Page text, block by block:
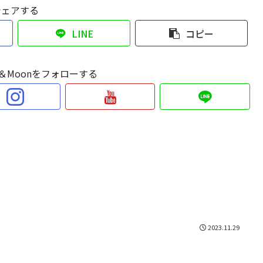
アする
LINE コピー
Moonをフォローする
2023.11.29